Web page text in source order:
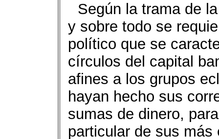
Según la trama de
y sobre todo se
político que se
círculos del capital
afines a los grupos
hayan hecho sus
sumas de dinero,
particular de sus